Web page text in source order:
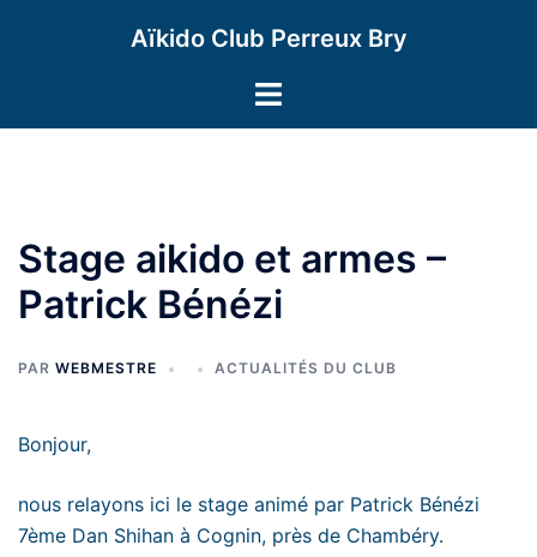
Aïkido Club Perreux Bry
Ouvrir/fermer
Stage aikido et armes –
Patrick Bénézi
PAR WEBMESTRE ACTUALITÉS DU CLUB
Bonjour,
nous relayons ici le stage animé par Patrick Bénézi
7ème Dan Shihan à Cognin, près de Chambéry.